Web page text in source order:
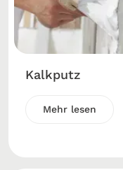
Kalkputz
Mehr lesen